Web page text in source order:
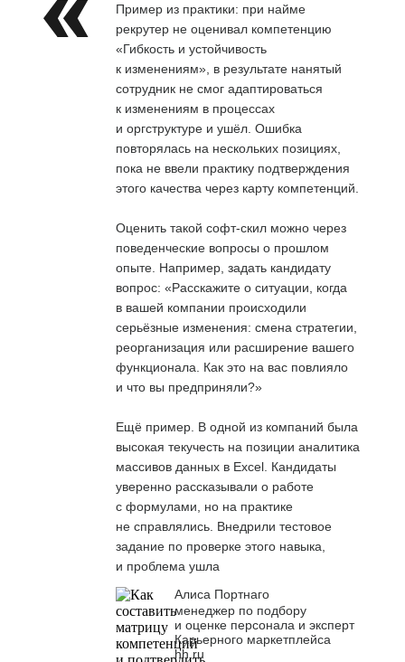
Пример из практики: при найме
рекрутер не оценивал компетенцию
«Гибкость и устойчивость
к изменениям», в результате нанятый
сотрудник не смог адаптироваться
к изменениям в процессах
и оргструктуре и ушёл. Ошибка
повторялась на нескольких позициях,
пока не ввели практику подтверждения
этого качества через карту компетенций.
Оценить такой софт-скил можно через
поведенческие вопросы о прошлом
опыте. Например, задать кандидату
вопрос: «Расскажите о ситуации, когда
в вашей компании происходили
серьёзные изменения: смена стратегии,
реорганизация или расширение вашего
функционала. Как это на вас повлияло
и что вы предприняли?»
Ещё пример. В одной из компаний была
высокая текучесть на позиции аналитика
массивов данных в Excel. Кандидаты
уверенно рассказывали о работе
с формулами, но на практике
не справлялись. Внедрили тестовое
задание по проверке этого навыка,
и проблема ушла
Алиса Портнаго
менеджер по подбору
и оценке персонала и эксперт
Карьерного маркетплейса
hh.ru